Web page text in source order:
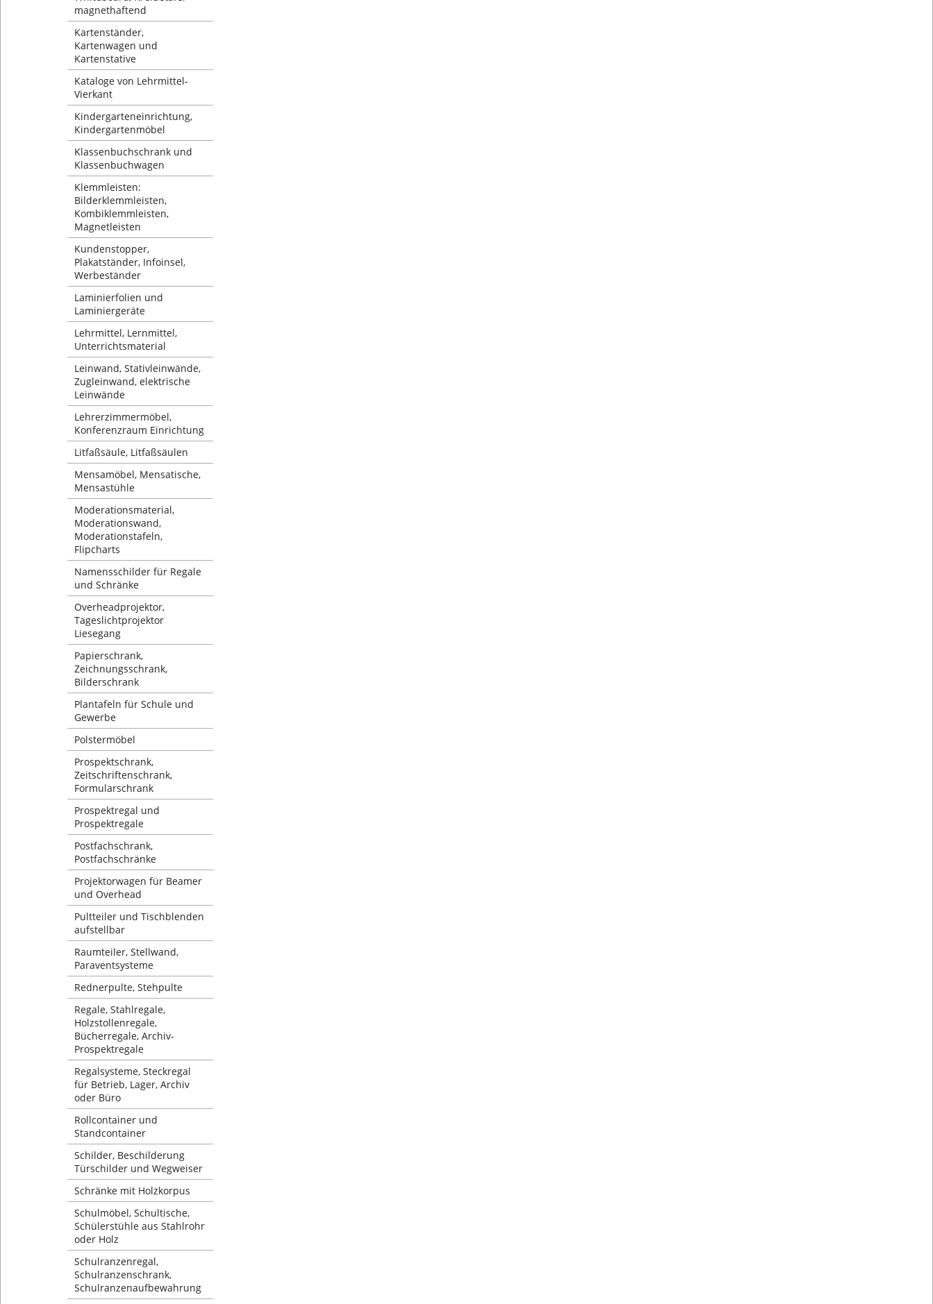
magnethaftend
Kartenständer,
Kartenwagen und
Kartenstative
Kataloge von Lehrmittel-
Vierkant
Kindergarteneinrichtung,
Kindergartenmöbel
Klassenbuchschrank und
Klassenbuchwagen
Klemmleisten:
Bilderklemmleisten,
Kombiklemmleisten,
Magnetleisten
Kundenstopper,
Plakatständer, Infoinsel,
Werbeständer
Laminierfolien und
Laminiergeräte
Lehrmittel, Lernmittel,
Unterrichtsmaterial
Leinwand, Stativleinwände,
Zugleinwand, elektrische
Leinwände
Lehrerzimmermöbel,
Konferenzraum Einrichtung
Litfaßsäule, Litfaßsäulen
Mensamöbel, Mensatische,
Mensastühle
Moderationsmaterial,
Moderationswand,
Moderationstafeln,
Flipcharts
Namensschilder für Regale
und Schränke
Overheadprojektor,
Tageslichtprojektor
Liesegang
Papierschrank,
Zeichnungsschrank,
Bilderschrank
Plantafeln für Schule und
Gewerbe
Polstermöbel
Prospektschrank,
Zeitschriftenschrank,
Formularschrank
Prospektregal und
Prospektregale
Postfachschrank,
Postfachschränke
Projektorwagen für Beamer
und Overhead
Pultteiler und Tischblenden
aufstellbar
Raumteiler, Stellwand,
Paraventsysteme
Rednerpulte, Stehpulte
Regale, Stahlregale,
Holzstollenregale,
Bücherregale, Archiv-
Prospektregale
Regalsysteme, Steckregal
für Betrieb, Lager, Archiv
oder Büro
Rollcontainer und
Standcontainer
Schilder, Beschilderung
Türschilder und Wegweiser
Schränke mit Holzkorpus
Schulmöbel, Schultische,
Schülerstühle aus Stahlrohr
oder Holz
Schulranzenregal,
Schulranzenschrank,
Schulranzenaufbewahrung